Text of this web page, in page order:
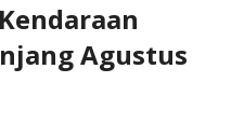
Agustus